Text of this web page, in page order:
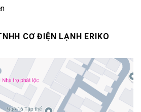
CƠ ĐIỆN LẠNH ERIKO